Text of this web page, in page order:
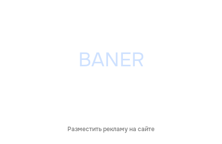
Разместить рекламу на сайте